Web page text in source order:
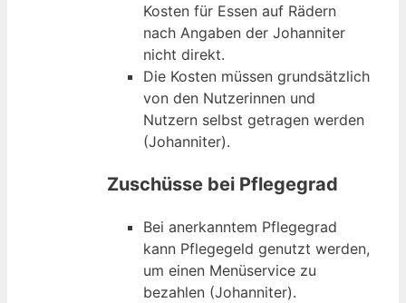
Kosten für Essen auf Rädern
nach Angaben der Johanniter
nicht direkt.
Die Kosten müssen grundsätzlich
von den Nutzerinnen und
Nutzern selbst getragen werden
(Johanniter).
Zuschüsse bei Pflegegrad
Bei anerkanntem Pflegegrad
kann Pflegegeld genutzt werden,
um einen Menüservice zu
bezahlen (Johanniter).